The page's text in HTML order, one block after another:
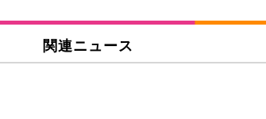
関連ニュース